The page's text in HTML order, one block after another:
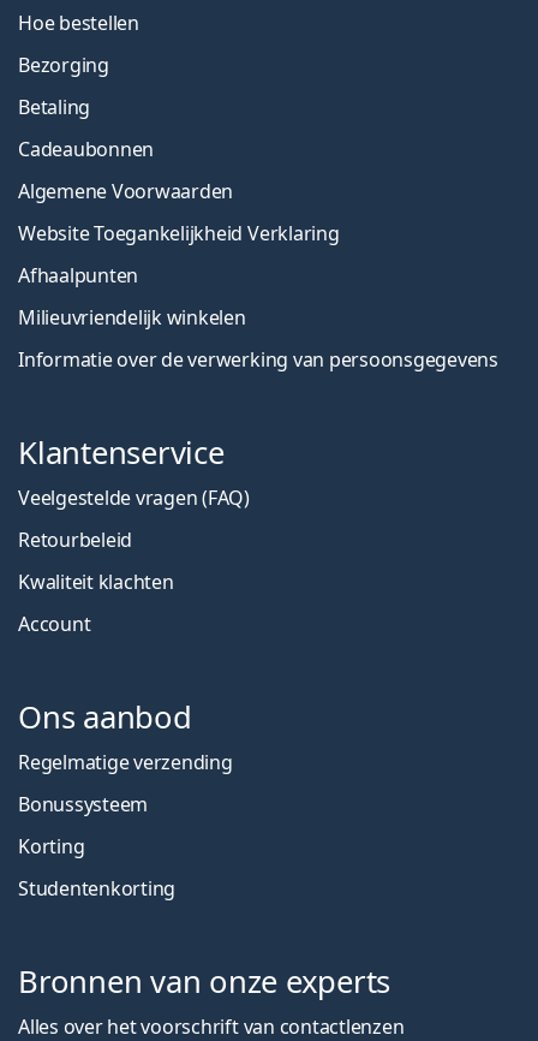
Hoe bestellen
Bezorging
Betaling
Cadeaubonnen
Algemene Voorwaarden
Website Toegankelijkheid Verklaring
Afhaalpunten
Milieuvriendelijk winkelen
Informatie over de verwerking van persoonsgegevens
Klantenservice
Veelgestelde vragen (FAQ)
Retourbeleid
Kwaliteit klachten
Account
Ons aanbod
Regelmatige verzending
Bonussysteem
Korting
Studentenkorting
Bronnen van onze experts
Alles over het voorschrift van contactlenzen